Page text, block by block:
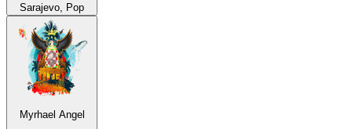
Sarajevo, Pop
Myrhael Angel